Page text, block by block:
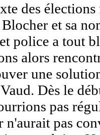
des
et sa
police a tout
alors
une
Dès le
pas
pas